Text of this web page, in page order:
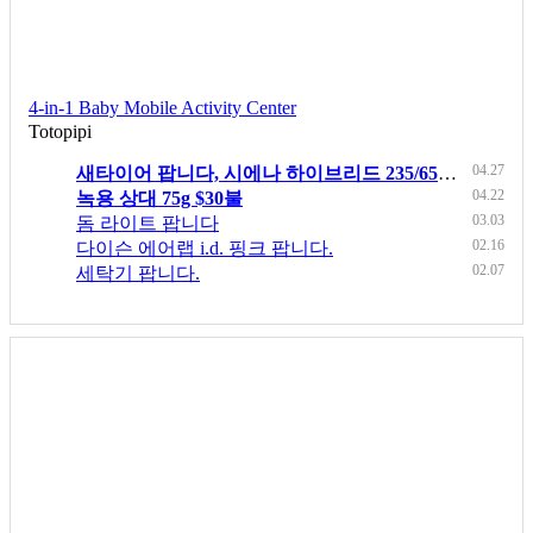
4-in-1 Baby Mobile Activity Center
Totopipi
04.27
새타이어 팝니다, 시에나 하이브리드 235/65R17 2 개 $280
04.22
녹용 상대 75g $30불
03.03
돔 라이트 팝니다
02.16
다이슨 에어랩 i.d. 핑크 팝니다.
02.07
세탁기 팝니다.